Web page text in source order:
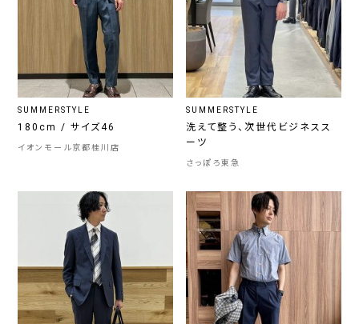
SUMMERSTYLE
180cm / サイズ46
イオンモール京都桂川店
SUMMERSTYLE
洗えて整う、次世代ビジネスス
ーツ
さっぽろ東急